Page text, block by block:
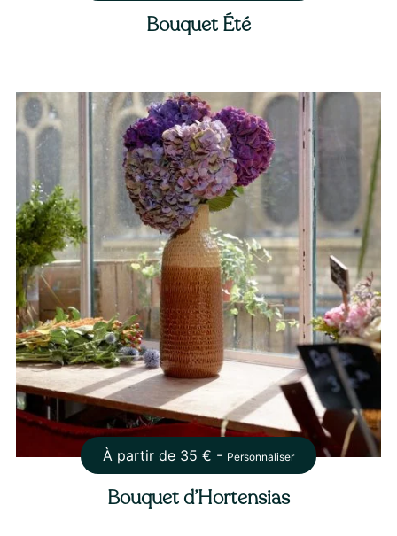
Bouquet Été
À partir de 35 € - Personnaliser
Bouquet d’Hortensias